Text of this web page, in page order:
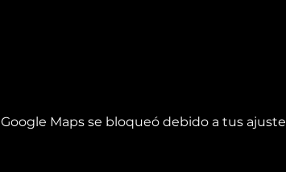
Google Maps se bloqueó debido a tus